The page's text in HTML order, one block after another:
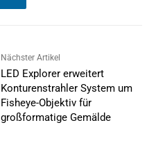
Nächster Artikel
LED Explorer erweitert
Konturenstrahler System um
Fisheye-Objektiv für
großformatige Gemälde